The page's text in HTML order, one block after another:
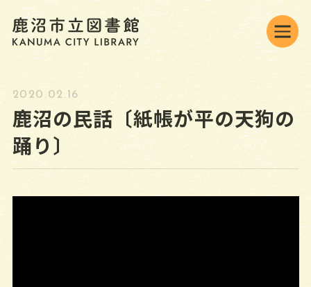
背景色変更 標準 黒 青
JAPANESE
2020.02.16
鹿沼の民話〔紙帳が平の天狗の
踊り〕